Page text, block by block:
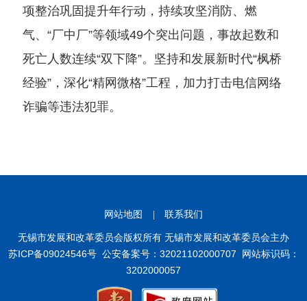
项整治巩固提升年行动，持续攻坚消防、燃
气、“厂中厂”等领域49个突出问题，事故起数和
死亡人数连续“双下降”。坚持和发展新时代“枫桥
经验”，深化“精网微格”工程，加力打击电信网络
诈骗等违法犯罪。
网站地图 联系我们
无锡市发展和改革委员会版权所有 无锡市发展和改革委员会主办
苏ICP备09024546号 公安备案号：32021102000707 网站标识码：
3202000057